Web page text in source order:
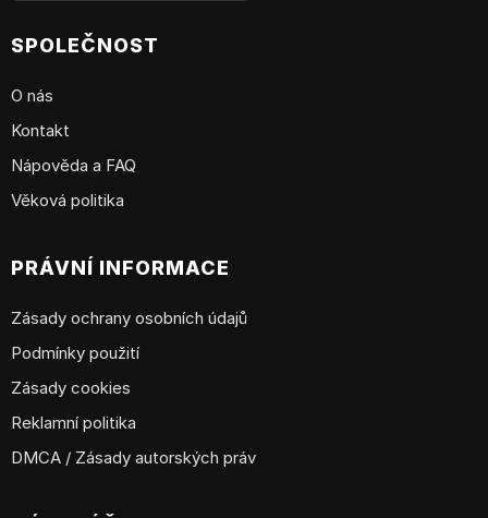
SPOLEČNOST
O nás
Kontakt
Nápověda a FAQ
Věková politika
PRÁVNÍ INFORMACE
Zásady ochrany osobních údajů
Podmínky použití
Zásady cookies
Reklamní politika
DMCA / Zásady autorských práv